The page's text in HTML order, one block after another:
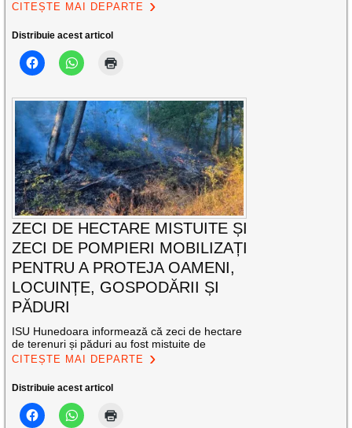
CITEȘTE MAI DEPARTE
Distribuie acest articol
ZECI DE HECTARE MISTUITE ȘI
ZECI DE POMPIERI MOBILIZAȚI
PENTRU A PROTEJA OAMENI,
LOCUINȚE, GOSPODĂRII ȘI
PĂDURI
ISU Hunedoara informează că zeci de hectare
de terenuri și păduri au fost mistuite de
CITEȘTE MAI DEPARTE
Distribuie acest articol